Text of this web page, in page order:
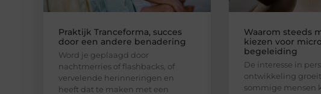
Praktijk Tranceforma, succes
door een andere benadering
Word je geplaagd door
nachtmerries of flashbacks, of
vervelende herinneringen en
heeft dat te maken met een
Waarom steeds
kiezen voor
begeleiding
De interesse in
ontwikkeling
sommige mensen